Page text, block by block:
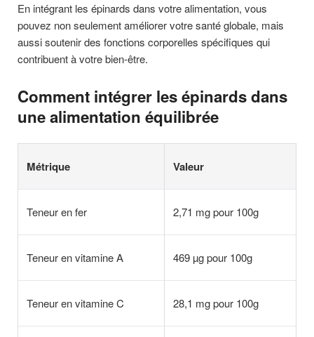
En intégrant les épinards dans votre alimentation, vous
pouvez non seulement améliorer votre santé globale, mais
aussi soutenir des fonctions corporelles spécifiques qui
contribuent à votre bien-être.
Comment intégrer les épinards dans
une alimentation équilibrée
Métrique Valeur
Teneur en fer 2,71 mg pour 100g
Teneur en vitamine A 469 µg pour 100g
Teneur en vitamine C 28,1 mg pour 100g